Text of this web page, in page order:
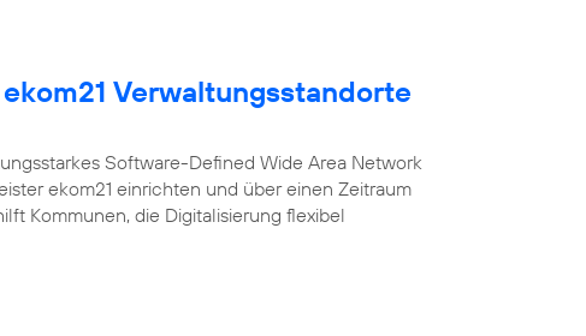
Verwaltungsstandorte
Software-Defined Wide Area Network
ekom21 einrichten und über einen Zeitraum
Kommunen, die Digitalisierung flexibel